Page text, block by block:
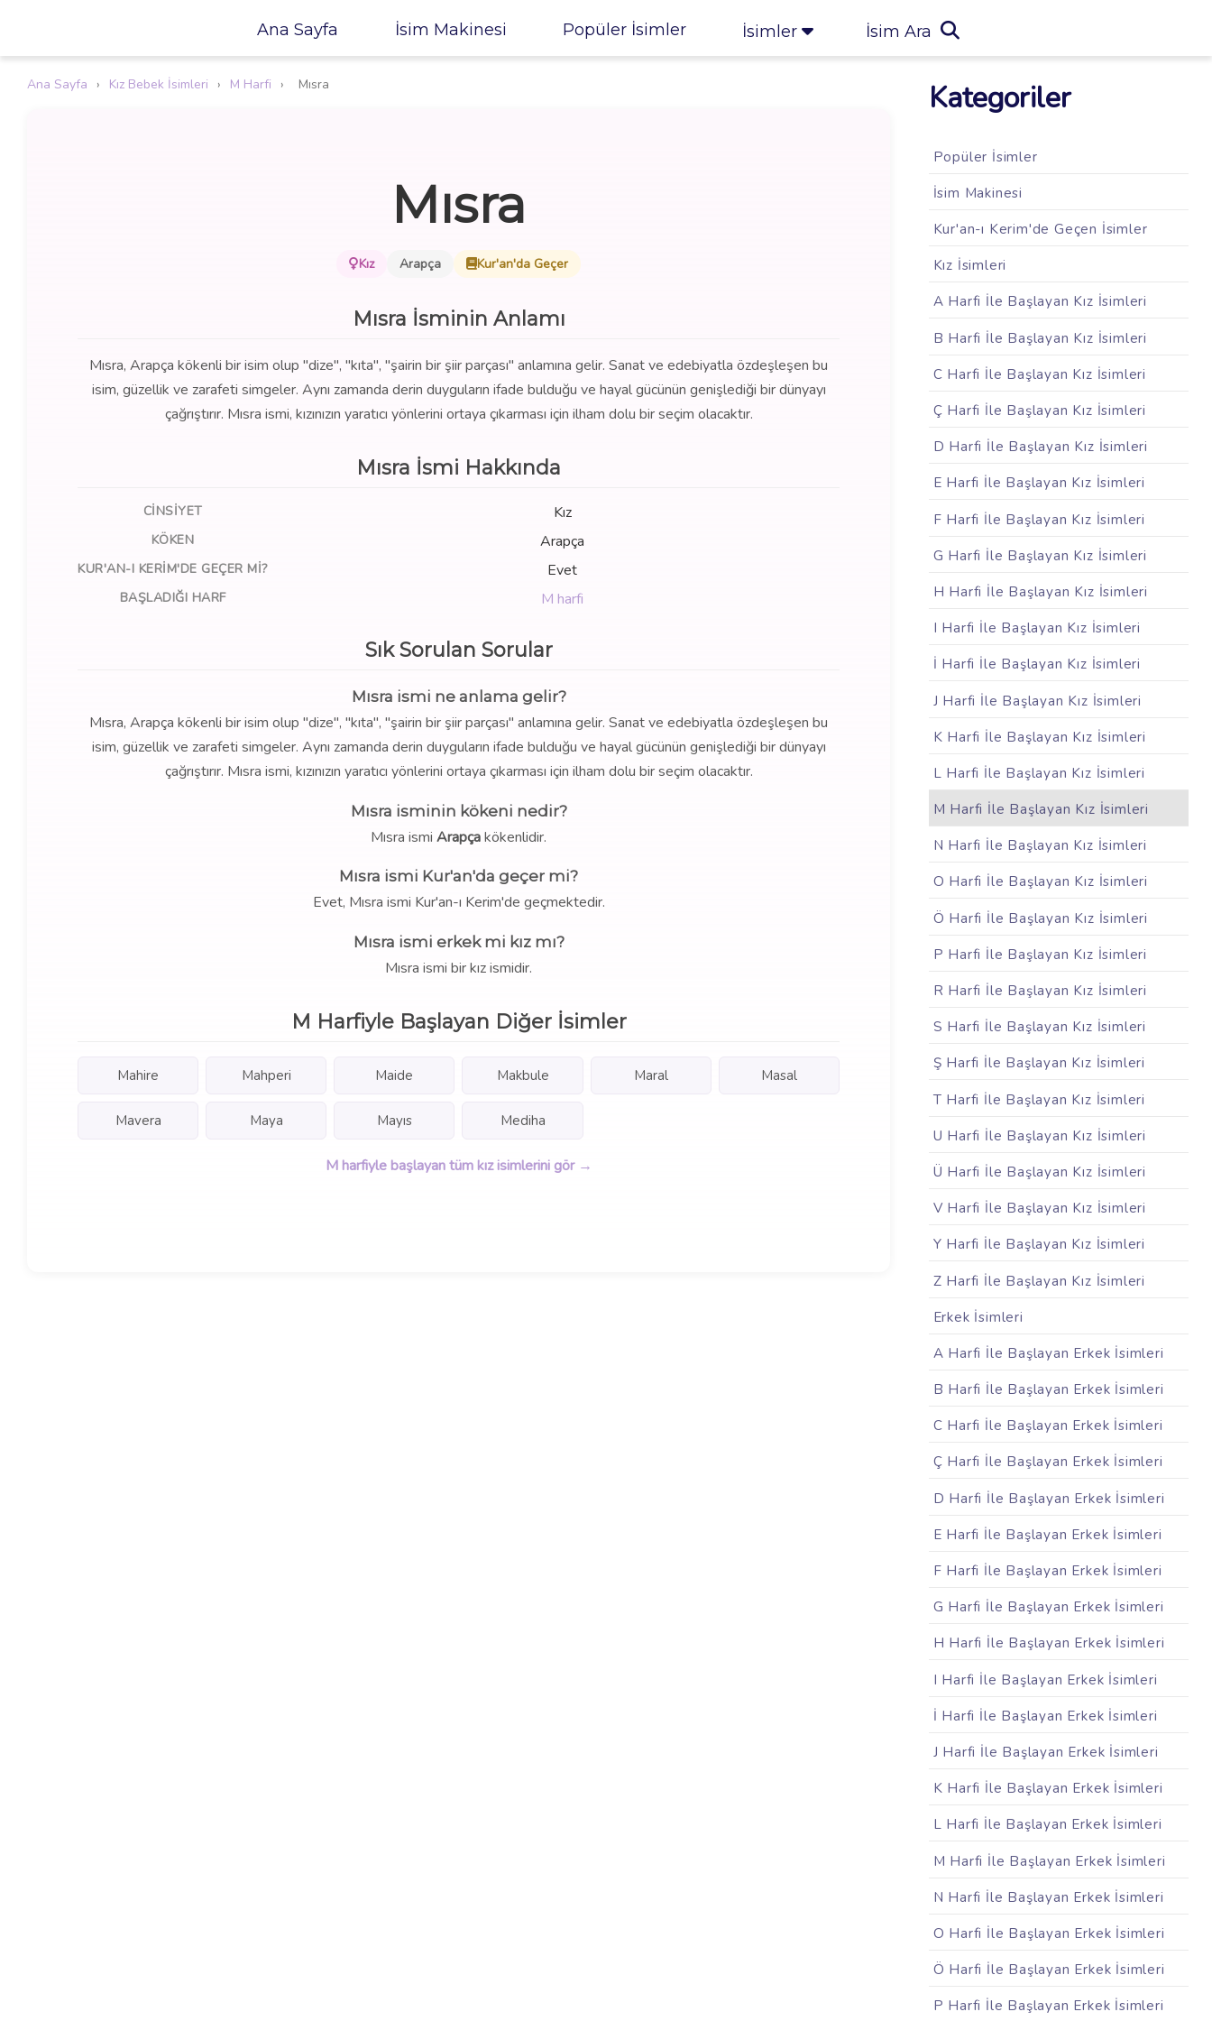
Ana Sayfa İsim Makinesi Popüler İsimler İsimler İsim Ara
Ana Sayfa › Kız Bebek İsimleri › M Harfi › Mısra
Mısra
Kız Arapça Kur'an'da Geçer
Mısra İsminin Anlamı
Mısra, Arapça kökenli bir isim olup "dize", "kıta", "şairin bir şiir parçası" anlamına gelir. Sanat ve edebiyatla özdeşleşen bu
isim, güzellik ve zarafeti simgeler. Aynı zamanda derin duyguların ifade bulduğu ve hayal gücünün genişlediği bir dünyayı
çağrıştırır. Mısra ismi, kızınızın yaratıcı yönlerini ortaya çıkarması için ilham dolu bir seçim olacaktır.
Mısra İsmi Hakkında
CINSIYET Kız
KÖKEN Arapça
KUR'AN-I KERIM'DE GEÇER MI? Evet
BAŞLADIĞI HARF M harfi
Sık Sorulan Sorular
Mısra ismi ne anlama gelir?
Mısra, Arapça kökenli bir isim olup "dize", "kıta", "şairin bir şiir parçası" anlamına gelir. Sanat ve edebiyatla özdeşleşen bu
isim, güzellik ve zarafeti simgeler. Aynı zamanda derin duyguların ifade bulduğu ve hayal gücünün genişlediği bir dünyayı
çağrıştırır. Mısra ismi, kızınızın yaratıcı yönlerini ortaya çıkarması için ilham dolu bir seçim olacaktır.
Mısra isminin kökeni nedir?
Mısra ismi Arapçakökenlidir.
Mısra ismi Kur'an'da geçer mi?
Evet, Mısra ismi Kur'an-ı Kerim'de geçmektedir.
Mısra ismi erkek mi kız mı?
Mısra ismi bir kız ismidir.
M Harfiyle Başlayan Diğer İsimler
Mahire Mahperi Maide Makbule Maral Masal
Mavera Maya Mayıs Mediha
M harfiyle başlayan tüm kız isimlerini gör →
Kategoriler
Popüler İsimler
İsim Makinesi
Kur'an-ı Kerim'de Geçen İsimler
Kız İsimleri
A Harfi İle Başlayan Kız İsimleri
B Harfi İle Başlayan Kız İsimleri
C Harfi İle Başlayan Kız İsimleri
Ç Harfi İle Başlayan Kız İsimleri
D Harfi İle Başlayan Kız İsimleri
E Harfi İle Başlayan Kız İsimleri
F Harfi İle Başlayan Kız İsimleri
G Harfi İle Başlayan Kız İsimleri
H Harfi İle Başlayan Kız İsimleri
I Harfi İle Başlayan Kız İsimleri
İ Harfi İle Başlayan Kız İsimleri
J Harfi İle Başlayan Kız İsimleri
K Harfi İle Başlayan Kız İsimleri
L Harfi İle Başlayan Kız İsimleri
M Harfi İle Başlayan Kız İsimleri
N Harfi İle Başlayan Kız İsimleri
O Harfi İle Başlayan Kız İsimleri
Ö Harfi İle Başlayan Kız İsimleri
P Harfi İle Başlayan Kız İsimleri
R Harfi İle Başlayan Kız İsimleri
S Harfi İle Başlayan Kız İsimleri
Ş Harfi İle Başlayan Kız İsimleri
T Harfi İle Başlayan Kız İsimleri
U Harfi İle Başlayan Kız İsimleri
Ü Harfi İle Başlayan Kız İsimleri
V Harfi İle Başlayan Kız İsimleri
Y Harfi İle Başlayan Kız İsimleri
Z Harfi İle Başlayan Kız İsimleri
Erkek İsimleri
A Harfi İle Başlayan Erkek İsimleri
B Harfi İle Başlayan Erkek İsimleri
C Harfi İle Başlayan Erkek İsimleri
Ç Harfi İle Başlayan Erkek İsimleri
D Harfi İle Başlayan Erkek İsimleri
E Harfi İle Başlayan Erkek İsimleri
F Harfi İle Başlayan Erkek İsimleri
G Harfi İle Başlayan Erkek İsimleri
H Harfi İle Başlayan Erkek İsimleri
I Harfi İle Başlayan Erkek İsimleri
İ Harfi İle Başlayan Erkek İsimleri
J Harfi İle Başlayan Erkek İsimleri
K Harfi İle Başlayan Erkek İsimleri
L Harfi İle Başlayan Erkek İsimleri
M Harfi İle Başlayan Erkek İsimleri
N Harfi İle Başlayan Erkek İsimleri
O Harfi İle Başlayan Erkek İsimleri
Ö Harfi İle Başlayan Erkek İsimleri
P Harfi İle Başlayan Erkek İsimleri